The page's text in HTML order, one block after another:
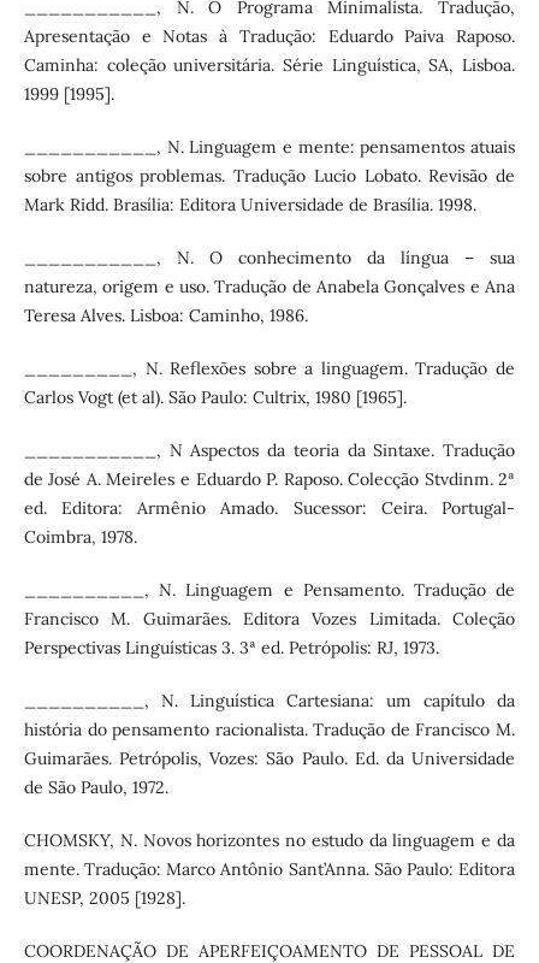
___________, N. O Programa Minimalista. Tradução,
Apresentação e Notas à Tradução: Eduardo Paiva Raposo.
Caminha: coleção universitária. Série Linguística, SA, Lisboa.
1999 [1995].
___________, N. Linguagem e mente: pensamentos atuais
sobre antigos problemas. Tradução Lucio Lobato. Revisão de
Mark Ridd. Brasília: Editora Universidade de Brasília. 1998.
___________, N. O conhecimento da língua – sua
natureza, origem e uso. Tradução de Anabela Gonçalves e Ana
Teresa Alves. Lisboa: Caminho, 1986.
_________, N. Reflexões sobre a linguagem. Tradução de
Carlos Vogt (et al). São Paulo: Cultrix, 1980 [1965].
___________, N Aspectos da teoria da Sintaxe. Tradução
de José A. Meireles e Eduardo P. Raposo. Colecção Stvdinm. 2ª
ed. Editora: Armênio Amado. Sucessor: Ceira. Portugal-
Coimbra, 1978.
__________, N. Linguagem e Pensamento. Tradução de
Francisco M. Guimarães. Editora Vozes Limitada. Coleção
Perspectivas Linguísticas 3. 3ª ed. Petrópolis: RJ, 1973.
__________, N. Linguística Cartesiana: um capítulo da
história do pensamento racionalista. Tradução de Francisco M.
Guimarães. Petrópolis, Vozes: São Paulo. Ed. da Universidade
de São Paulo, 1972.
CHOMSKY, N. Novos horizontes no estudo da linguagem e da
mente. Tradução: Marco Antônio Sant’Anna. São Paulo: Editora
UNESP, 2005 [1928].
COORDENAÇÃO DE APERFEIÇOAMENTO DE PESSOAL DE